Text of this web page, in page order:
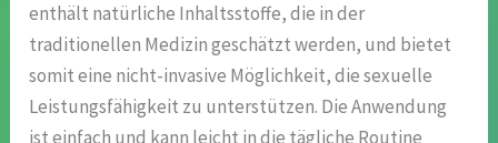
enthält natürliche Inhaltsstoffe, die in der
traditionellen Medizin geschätzt werden, und bietet
somit eine nicht-invasive Möglichkeit, die sexuelle
Leistungsfähigkeit zu unterstützen. Die Anwendung
ist einfach und kann leicht in die tägliche Routine